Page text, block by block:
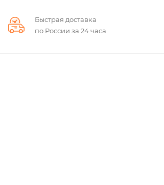
Быстрая доставка
по России за 24 часа